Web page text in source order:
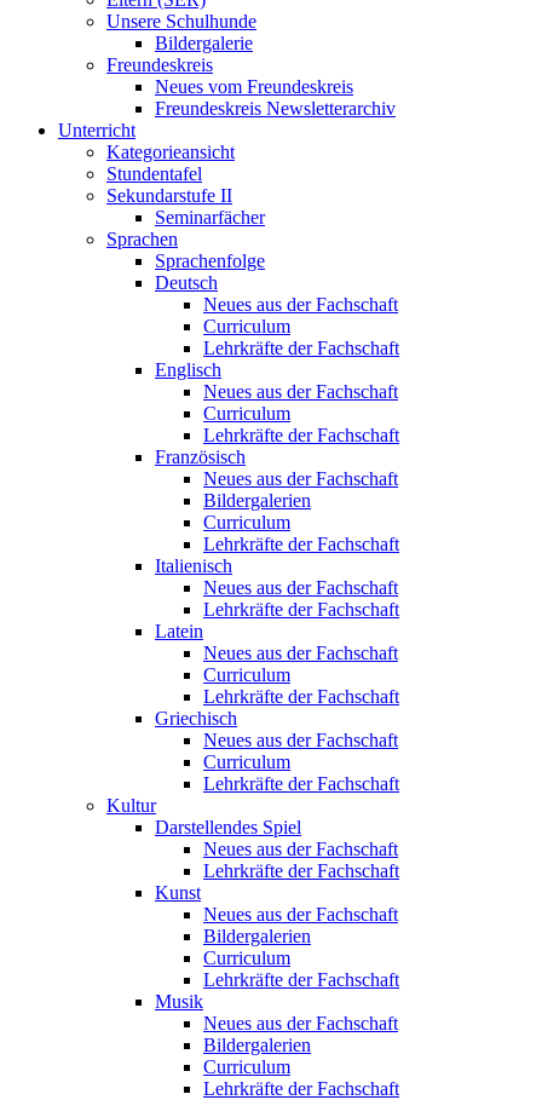
Unsere Schulhunde
Bildergalerie
Freundeskreis
Neues vom Freundeskreis
Freundeskreis Newsletterarchiv
Unterricht
Kategorieansicht
Stundentafel
Sekundarstufe II
Seminarfächer
Sprachen
Sprachenfolge
Deutsch
Neues aus der Fachschaft
Curriculum
Lehrkräfte der Fachschaft
Englisch
Neues aus der Fachschaft
Curriculum
Lehrkräfte der Fachschaft
Französisch
Neues aus der Fachschaft
Bildergalerien
Curriculum
Lehrkräfte der Fachschaft
Italienisch
Neues aus der Fachschaft
Lehrkräfte der Fachschaft
Latein
Neues aus der Fachschaft
Curriculum
Lehrkräfte der Fachschaft
Griechisch
Neues aus der Fachschaft
Curriculum
Lehrkräfte der Fachschaft
Kultur
Darstellendes Spiel
Neues aus der Fachschaft
Lehrkräfte der Fachschaft
Kunst
Neues aus der Fachschaft
Bildergalerien
Curriculum
Lehrkräfte der Fachschaft
Musik
Neues aus der Fachschaft
Bildergalerien
Curriculum
Lehrkräfte der Fachschaft